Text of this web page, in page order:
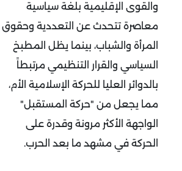
والقوى الإقليمية بلغة سياسية
معاصرة تتحدث عن التعددية وحقوق
المرأة والشباب، بينما يظل المطبخ
السياسي والقرار التنظيمي مرتبطاً
بالدوائر العليا للحركة الإسلامية الأم،
مما يجعل من "حركة المستقبل"
الواجهة الأكثر مرونة وقدرة على
الحركة في مشهد ما بعد الحرب.